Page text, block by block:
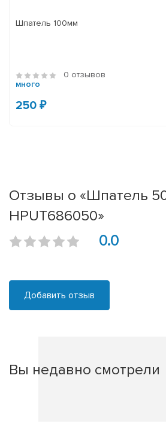
Шпатель 100мм
0 отзывов
много
250 ₽
Отзывы о «Шпатель
HPUT686050»
0.0
Добавить отзыв
Вы недавно смотрели